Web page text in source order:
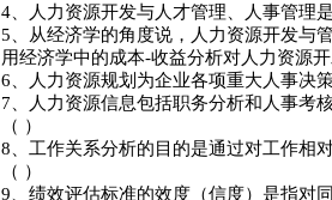
4、人力资源开发与人才管理、人事管理
5、从经济学的角度说，人力资源开发与
用经济学中的成本-收益分析对人力资源
6、人力资源规划为企业各项重大人事决
7、人力资源信息包括职务分析和人事考
（ ）
8、工作关系分析的目的是通过对工作相
（ ）
9、绩效评估标准的效度（信度）是指对